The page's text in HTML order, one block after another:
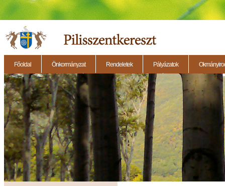
Főoldal Önkormányzat Rendeletek Pályázatok
2014.11.27. - Testületi ülés 2014.12.28. - Testületi ülés 2014.11.13. - Testületi